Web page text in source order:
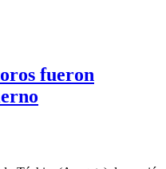
fueron